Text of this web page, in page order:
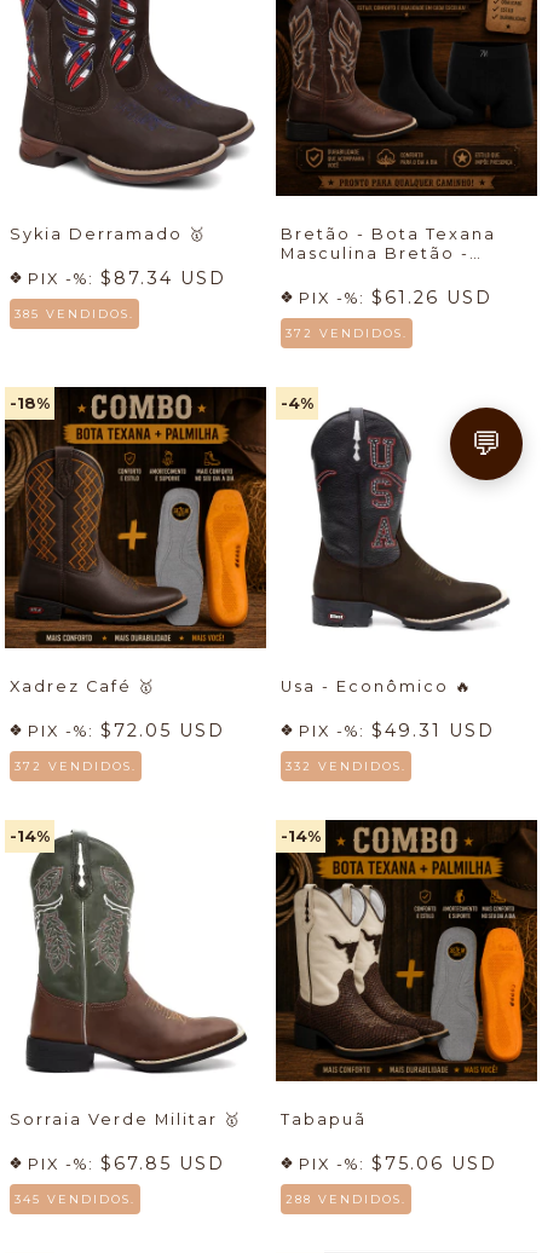
Sykia Derramado 🥇
PIX -%: $87.34 USD
385 VENDIDOS.
Bretão - Bota Texana
Masculina Bretão -
Cueca🔥
PIX -%: $61.26 USD
372 VENDIDOS.
-18%
Xadrez Café 🥇
PIX -%: $72.05 USD
372 VENDIDOS.
-4%
Usa - Econômico 🔥
PIX -%: $49.31 USD
332 VENDIDOS.
-14%
Sorraia Verde Militar 🥇
PIX -%: $67.85 USD
345 VENDIDOS.
-14%
Tabapuã
PIX -%: $75.06 USD
288 VENDIDOS.
💬